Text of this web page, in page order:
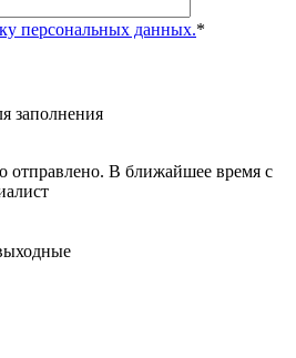
персональных данных.*
заполнения
отправлено. В ближайшее время с